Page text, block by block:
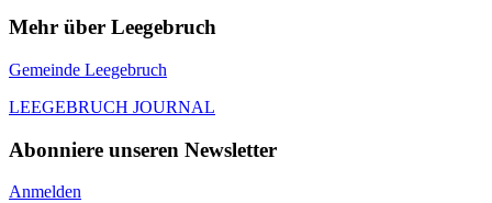
Mehr über Leegebruch
Gemeinde Leegebruch
LEEGEBRUCH JOURNAL
Abonniere unseren Newsletter
Anmelden